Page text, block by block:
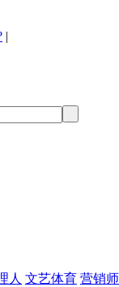
|
人 文艺体育 营销